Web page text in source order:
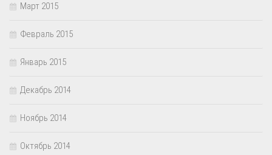
Март 2015
Февраль 2015
Январь 2015
Декабрь 2014
Ноябрь 2014
Октябрь 2014